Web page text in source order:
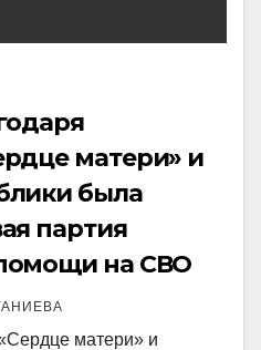
матери» и
была
партия
на СВО
матери» и